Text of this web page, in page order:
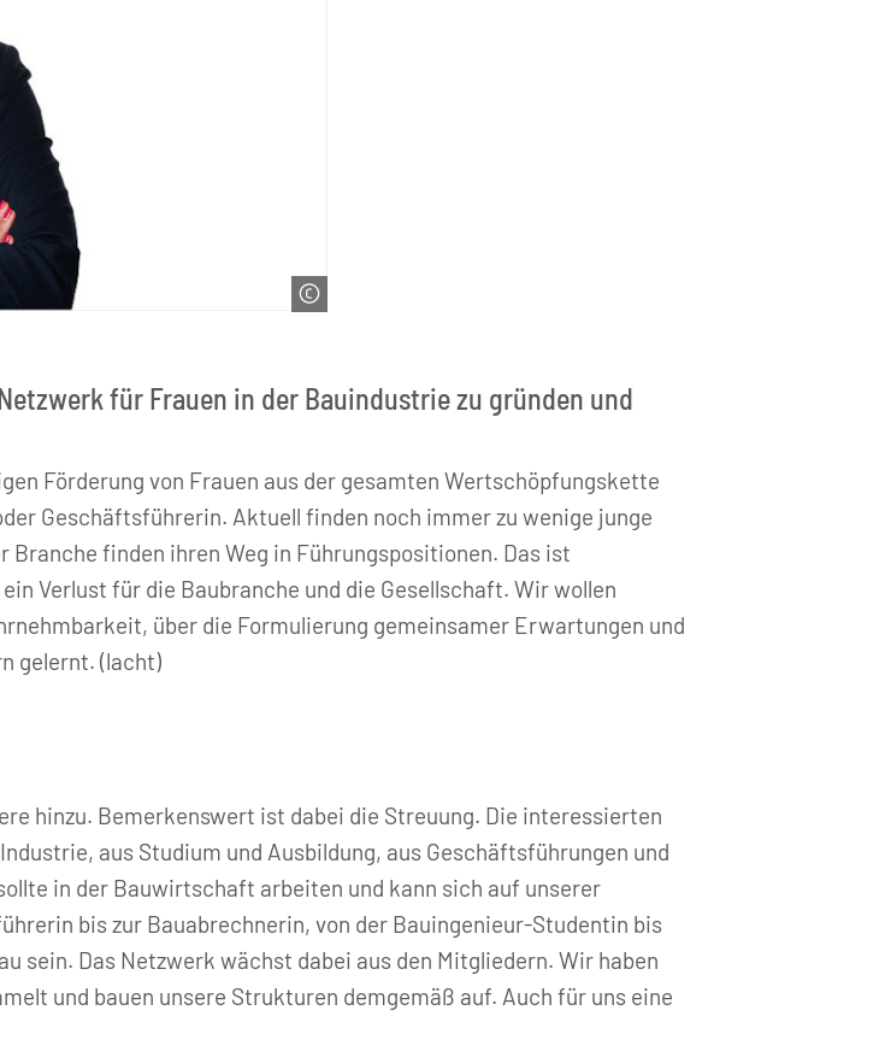
für Frauen in der Bauindustrie zu gründen und
Förderung von Frauen aus der gesamten Wertschöpfungskette
Geschäftsführerin. Aktuell finden noch immer zu wenige junge
Branche finden ihren Weg in Führungspositionen. Das ist
Verlust für die Baubranche und die Gesellschaft. Wir wollen
über die Formulierung gemeinsamer Erwartungen und
gelernt. (lacht)
hinzu. Bemerkenswert ist dabei die Streuung. Die interessierten
aus Studium und Ausbildung, aus Geschäftsführungen und
in der Bauwirtschaft arbeiten und kann sich auf unserer
bis zur Bauabrechnerin, von der Bauingenieur-Studentin bis
Das Netzwerk wächst dabei aus den Mitgliedern. Wir haben
und bauen unsere Strukturen demgemäß auf. Auch für uns eine